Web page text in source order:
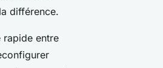
différence.
rapide entre